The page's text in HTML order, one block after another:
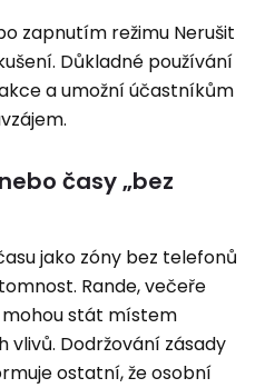
zapnutím režimu Nerušit
Důkladné používání
a umožní účastníkům
časy „bez
jako zóny bez telefonů
Rande, večeře
stát místem
vlivů. Dodržování zásady
ostatní, že osobní